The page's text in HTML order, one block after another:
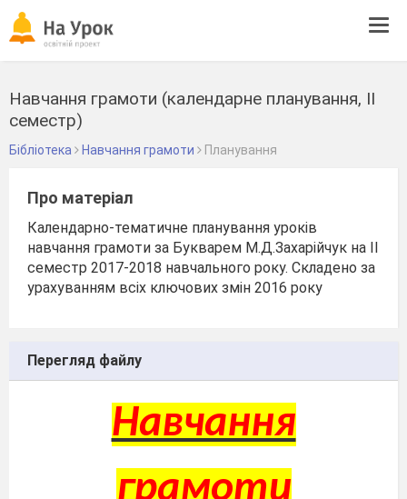
Навчання грамоти (календарне планування, ІІ
семестр)
Бібліотека Навчання грамоти Планування
Про матеріал
Календарно-тематичне планування уроків
навчання грамоти за Букварем М.Д.Захарійчук на ІІ
семестр 2017-2018 навчального року. Складено за
урахуванням всіх ключових змін 2016 року
Перегляд файлу
Навчання
грамоти